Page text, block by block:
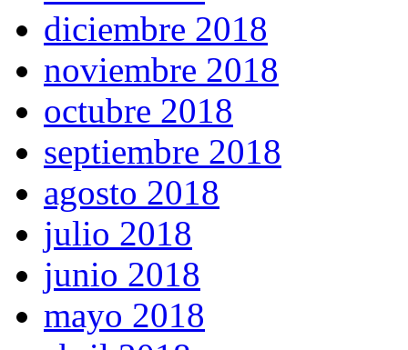
diciembre 2018
noviembre 2018
octubre 2018
septiembre 2018
agosto 2018
julio 2018
junio 2018
mayo 2018